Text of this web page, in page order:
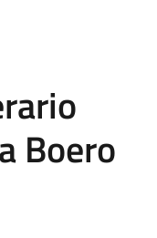
Boero